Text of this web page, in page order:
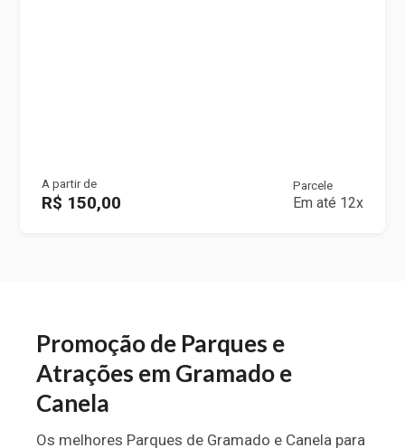
A partir de
R$ 150,00
Parcele
Em até 12x
Promoção de Parques e
Atrações em Gramado e
Canela
Os melhores Parques de Gramado e Canela para